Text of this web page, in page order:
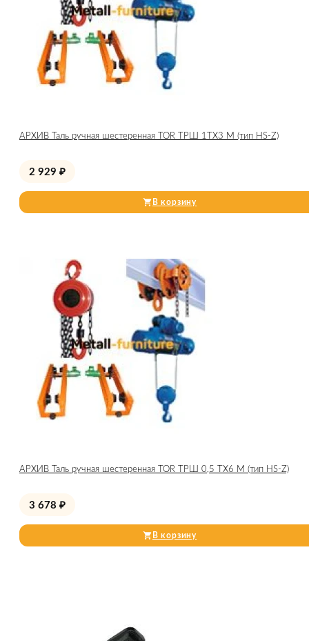
АРХИВ Таль ручная шестеренная TOR ТРШ 1ТХ3 М (тип HS-Z)
2 929 ₽
В корзину
АРХИВ Таль ручная шестеренная TOR ТРШ 0,5 ТХ6 М (тип HS-Z)
3 678 ₽
В корзину